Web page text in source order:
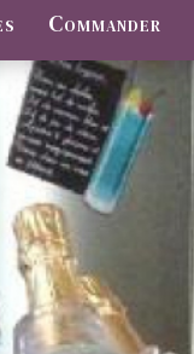
Commander